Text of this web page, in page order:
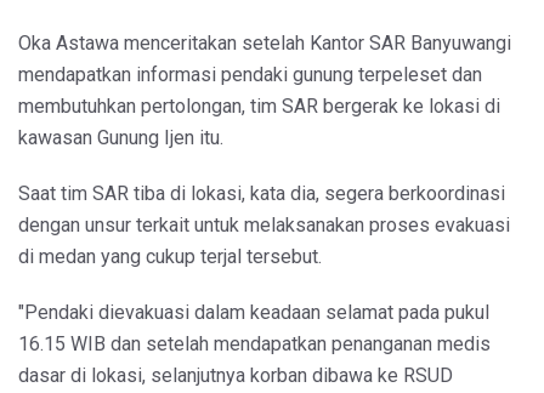
Oka Astawa menceritakan setelah Kantor SAR Banyuwangi
mendapatkan informasi pendaki gunung terpeleset dan
membutuhkan pertolongan, tim SAR bergerak ke lokasi di
kawasan Gunung Ijen itu.
Saat tim SAR tiba di lokasi, kata dia, segera berkoordinasi
dengan unsur terkait untuk melaksanakan proses evakuasi
di medan yang cukup terjal tersebut.
"Pendaki dievakuasi dalam keadaan selamat pada pukul
16.15 WIB dan setelah mendapatkan penanganan medis
dasar di lokasi, selanjutnya korban dibawa ke RSUD